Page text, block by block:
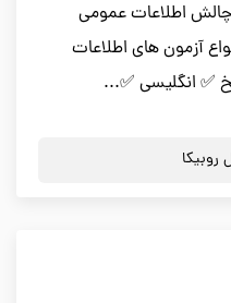
کوییز آف کینگز | Quiz Of Kings چالش اطلاعات عمومی
آزمون های اطلاعات
✅ انگلیسی ✅...
روبیکا